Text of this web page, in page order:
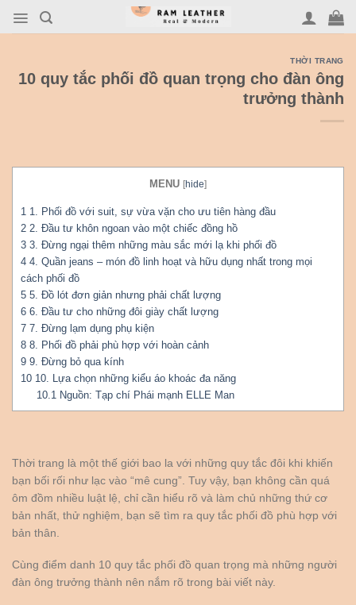
THỜI TRANG
10 quy tắc phối đồ quan trọng cho đàn ông
trưởng thành
MENU [hide]
1 1. Phối đồ với suit, sự vừa vặn cho ưu tiên hàng đầu
2 2. Đầu tư khôn ngoan vào một chiếc đồng hồ
3 3. Đừng ngại thêm những màu sắc mới lạ khi phối đồ
4 4. Quần jeans – món đồ linh hoạt và hữu dụng nhất trong mọi
cách phối đồ
5 5. Đồ lót đơn giản nhưng phải chất lượng
6 6. Đầu tư cho những đôi giày chất lượng
7 7. Đừng lạm dụng phụ kiện
8 8. Phối đồ phải phù hợp với hoàn cảnh
9 9. Đừng bỏ qua kính
10 10. Lựa chọn những kiểu áo khoác đa năng
10.1 Nguồn: Tạp chí Phái mạnh ELLE Man
Thời trang là một thế giới bao la với những quy tắc đôi khi khiến
bạn bối rối như lạc vào “mê cung”. Tuy vậy, bạn không cần quá
ôm đồm nhiều luật lệ, chỉ cần hiểu rõ và làm chủ những thứ cơ
bản nhất, thử nghiệm, bạn sẽ tìm ra quy tắc phối đồ phù hợp với
bản thân.
Cùng điểm danh 10 quy tắc phối đồ quan trọng mà những người
đàn ông trưởng thành nên nắm rõ trong bài viết này.